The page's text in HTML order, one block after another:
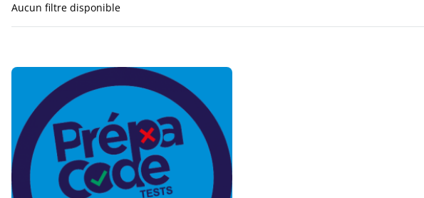
Aucun filtre disponible